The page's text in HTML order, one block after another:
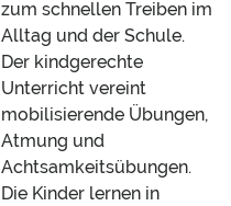
zum schnellen Treiben im
Alltag und der Schule.
Der kindgerechte
Unterricht vereint
mobilisierende Übungen,
Atmung und
Achtsamkeitsübungen.
Die Kinder lernen in